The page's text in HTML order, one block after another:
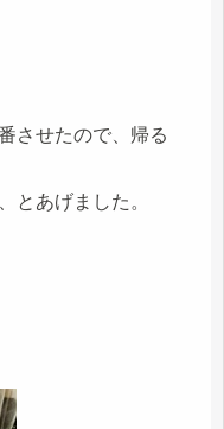
させたので、帰る
とあげました。